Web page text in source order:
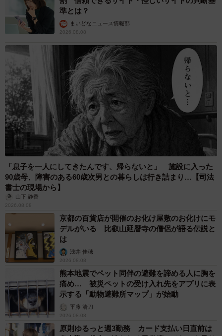
準とは？
まいどなニュース情報部
2026.08.08
「息子を一人にしてきたんです、帰らないと」 施設に入った
90歳母、障害のある60歳次男との暮らしは行き詰まり…【司法
書士の現場から】
山下 静香
2026.08.08
京都の百貨店が開催のお化け屋敷のお化けにモ
デルがいる 比叡山延暦寺の僧侶が語る伝説と
は
浅井 佳穂
2026.08.08
熊本地震でペット同伴の避難を諦める人に胸を
痛め… 被災ペットの受け入れ先をアプリに表
示する「動物避難所マップ」が始動
平藤 清刀
2026.08.08
原則ゆるっと週3勤務 カード支払い日直前は